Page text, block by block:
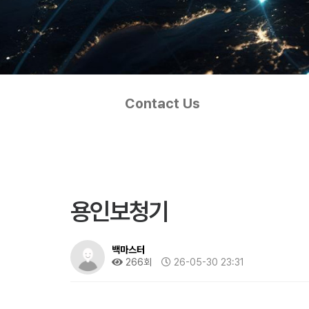
Contact Us
용인보청기
백마스터
266회
26-05-30 23:31